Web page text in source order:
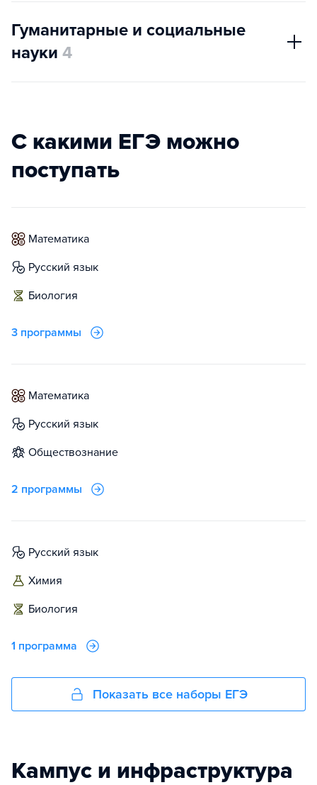
Гуманитарные и социальные
науки 4
С какими ЕГЭ можно
поступать
математика
русский язык
биология
3 программы
математика
русский язык
обществознание
2 программы
русский язык
химия
биология
1 программа
Показать все наборы ЕГЭ
Кампус и инфраструктура